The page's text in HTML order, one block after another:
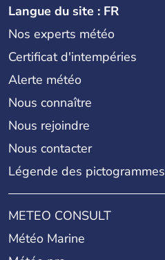
Langue du site : FR
Nos experts météo
Certificat d'intempéries
Alerte météo
Nous connaître
Nous rejoindre
Nous contacter
Légende des pictogrammes
METEO CONSULT
Météo Marine